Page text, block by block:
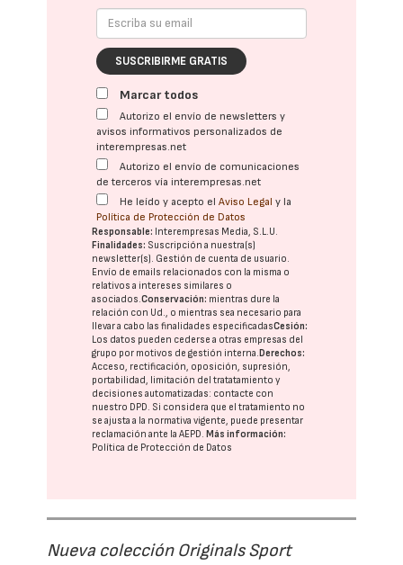
SUSCRIBIRME GRATIS
Marcar todos
Autorizo el envío de newsletters y
avisos informativos personalizados de
interempresas.net
Autorizo el envío de comunicaciones
de terceros vía interempresas.net
He leído y acepto elAviso Legal y la
Política de Protección de Datos
Responsable: Interempresas Media, S.L.U.
Finalidades: Suscripción a nuestra(s)
newsletter(s). Gestión de cuenta de usuario.
Envío de emails relacionados con la misma o
relativos a intereses similares o
asociados.Conservación: mientras dure la
relación con Ud., o mientras sea necesario para
llevar a cabo las finalidades especificadasCesión:
Los datos pueden cederse a otras empresas del
grupo por motivos de gestión interna.Derechos:
Acceso, rectificación, oposición, supresión,
portabilidad, limitación del tratatamiento y
decisiones automatizadas: contacte con
nuestro DPD. Si considera que el tratamiento no
se ajusta a la normativa vigente, puede presentar
reclamación ante laAEPD.Más información:
Política de Protección de Datos
Nueva colección Originals Sport